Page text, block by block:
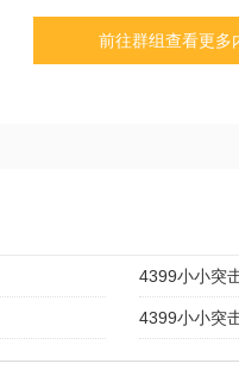
前往群组查看更多
4399小小突
4399小小突